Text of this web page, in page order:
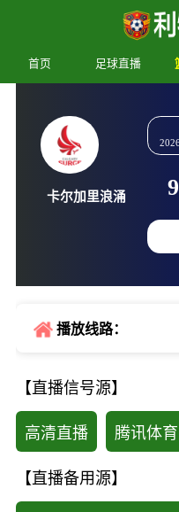
首页 足球直播
卡尔加里浪涌
播放线路：
【直播信号源】
高清直播 腾讯体育
【直播备用源】